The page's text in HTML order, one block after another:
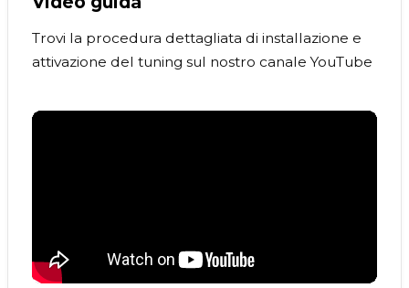
Trovi la procedura dettagliata di installazione e
attivazione del tuning sul nostro canale YouTube